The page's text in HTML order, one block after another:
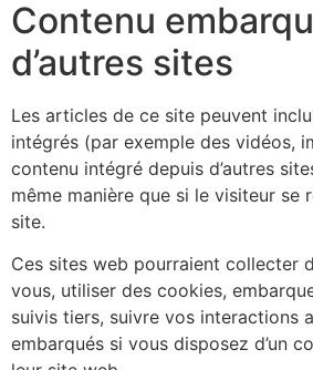
Contenu
d’autres sites
Les articles de ce site peuvent
intégrés (par exemple des vidéos,
contenu intégré depuis d’autres
même manière que si le visiteur se
site.
Ces sites web pourraient collecter
vous, utiliser des cookies,
suivis tiers, suivre vos interactions
embarqués si vous disposez d’un